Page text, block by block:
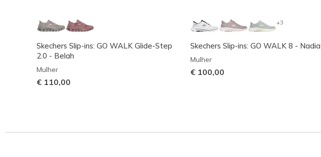
Skechers Slip-ins: GO WALK Glide-Step
2.0 - Belah
Mulher
€ 110,00
+3
Skechers Slip-ins: GO WALK 8 - Nadia
Mulher
€ 100,00